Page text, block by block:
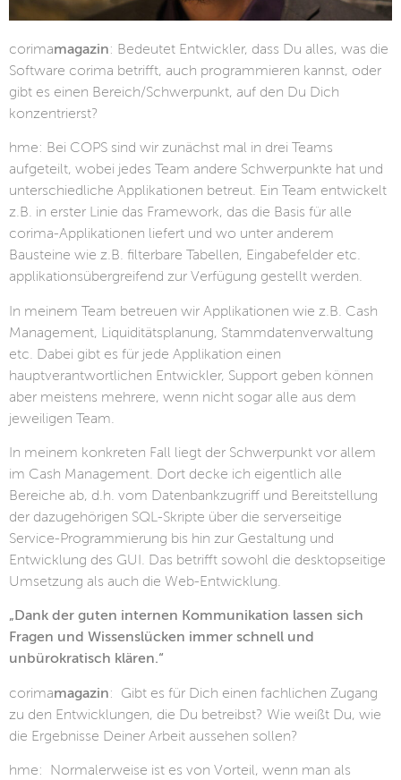
corimamagazin: Bedeutet Entwickler, dass Du alles, was die
Software corima betrifft, auch programmieren kannst, oder
gibt es einen Bereich/Schwerpunkt, auf den Du Dich
konzentrierst?
hme: Bei COPS sind wir zunächst mal in drei Teams
aufgeteilt, wobei jedes Team andere Schwerpunkte hat und
unterschiedliche Applikationen betreut. Ein Team entwickelt
z.B. in erster Linie das Framework, das die Basis für alle
corima-Applikationen liefert und wo unter anderem
Bausteine wie z.B. filterbare Tabellen, Eingabefelder etc.
applikationsübergreifend zur Verfügung gestellt werden.
In meinem Team betreuen wir Applikationen wie z.B. Cash
Management, Liquiditätsplanung, Stammdatenverwaltung
etc. Dabei gibt es für jede Applikation einen
hauptverantwortlichen Entwickler, Support geben können
aber meistens mehrere, wenn nicht sogar alle aus dem
jeweiligen Team.
In meinem konkreten Fall liegt der Schwerpunkt vor allem
im Cash Management. Dort decke ich eigentlich alle
Bereiche ab, d.h. vom Datenbankzugriff und Bereitstellung
der dazugehörigen SQL-Skripte über die serverseitige
Service-Programmierung bis hin zur Gestaltung und
Entwicklung des GUI. Das betrifft sowohl die desktopseitige
Umsetzung als auch die Web-Entwicklung.
„Dank der guten internen Kommunikation lassen sich
Fragen und Wissenslücken immer schnell und
unbürokratisch klären.“
corimamagazin: Gibt es für Dich einen fachlichen Zugang
zu den Entwicklungen, die Du betreibst? Wie weißt Du, wie
die Ergebnisse Deiner Arbeit aussehen sollen?
hme: Normalerweise ist es von Vorteil, wenn man als